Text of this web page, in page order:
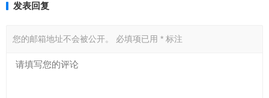
发表回复
您的邮箱地址不会被公开。 必填项已用 * 标注